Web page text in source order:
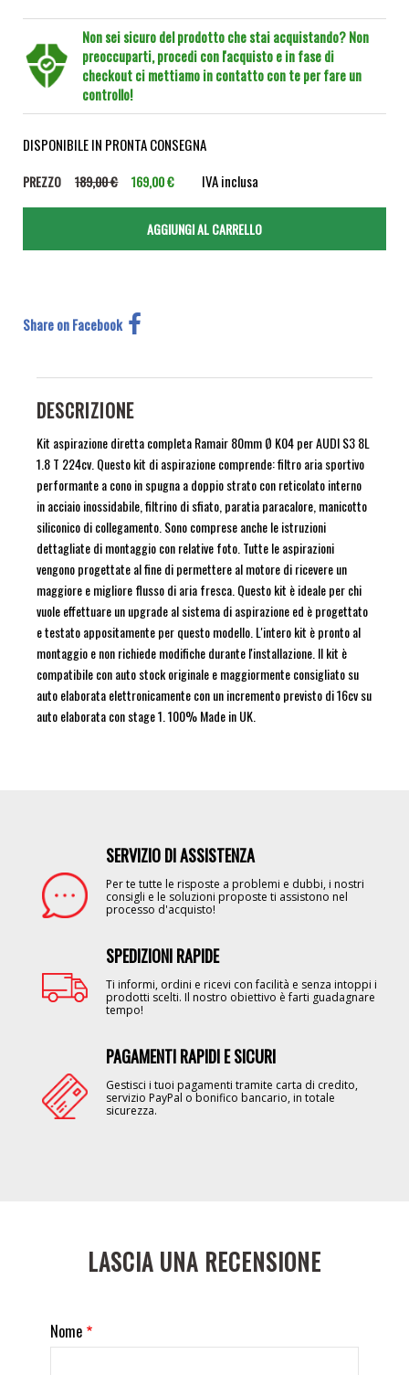
Non sei sicuro del prodotto che stai acquistando? Non
preoccuparti, procedi con l'acquisto e in fase di
checkout ci mettiamo in contatto con te per fare un
controllo!
DISPONIBILE IN PRONTA CONSEGNA
PREZZO 189,00 € 169,00 € IVA inclusa
Share on Facebook
DESCRIZIONE
Kit aspirazione diretta completa Ramair 80mm Ø K04 per AUDI S3 8L
1.8 T 224cv. Questo kit di aspirazione comprende: filtro aria sportivo
performante a cono in spugna a doppio strato con reticolato interno
in acciaio inossidabile, filtrino di sfiato, paratia paracalore, manicotto
siliconico di collegamento. Sono comprese anche le istruzioni
dettagliate di montaggio con relative foto. Tutte le aspirazioni
vengono progettate al fine di permettere al motore di ricevere un
maggiore e migliore flusso di aria fresca. Questo kit è ideale per chi
vuole effettuare un upgrade al sistema di aspirazione ed è progettato
e testato appositamente per questo modello. L'intero kit è pronto al
montaggio e non richiede modifiche durante l'installazione. Il kit è
compatibile con auto stock originale e maggiormente consigliato su
auto elaborata elettronicamente con un incremento previsto di 16cv su
auto elaborata con stage 1. 100% Made in UK.
SERVIZIO DI ASSISTENZA
Per te tutte le risposte a problemi e dubbi, i nostri
consigli e le soluzioni proposte ti assistono nel
processo d'acquisto!
SPEDIZIONI RAPIDE
Ti informi, ordini e ricevi con facilità e senza intoppi i
prodotti scelti. Il nostro obiettivo è farti guadagnare
tempo!
PAGAMENTI RAPIDI E SICURI
Gestisci i tuoi pagamenti tramite carta di credito,
servizio PayPal o bonifico bancario, in totale
sicurezza.
LASCIA UNA RECENSIONE
Nome